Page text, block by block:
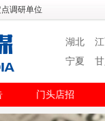
调研单位
湖北
宁夏
门头店招